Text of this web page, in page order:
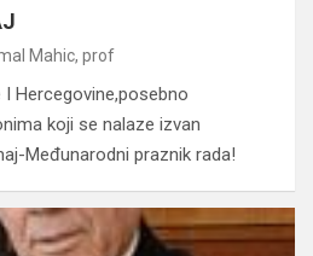
Mahic, prof
Hercegovine,posebno
koji se nalaze izvan
Međunarodni praznik rada!